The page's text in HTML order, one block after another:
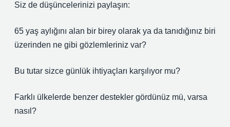
Siz de düşüncelerinizi paylaşın:
65 yaş aylığını alan bir birey olarak ya da tanıdığınız biri
üzerinden ne gibi gözlemleriniz var?
Bu tutar sizce günlük ihtiyaçları karşılıyor mu?
Farklı ülkelerde benzer destekler gördünüz mü, varsa
nasıl?